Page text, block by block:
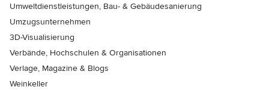
Umweltdienstleistungen, Bau- & Gebäudesanierung
Umzugsunternehmen
3D-Visualisierung
Verbände, Hochschulen & Organisationen
Verlage, Magazine & Blogs
Weinkeller